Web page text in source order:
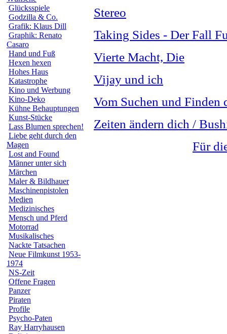
Glücksspiele
Godzilla & Co.
Grafik: Klaus Dill
Graphik: Renato
Casaro
Hand und Fuß
Hexen hexen
Hohes Haus
Katastrophe
Kino und Werbung
Kino-Deko
Kühne Behauptungen
Kunst-Stücke
Lass Blumen sprechen!
Liebe geht durch den
Magen
Lost and Found
Männer unter sich
Märchen
Maler & Bildhauer
Maschinenpistolen
Medien
Medizinisches
Mensch und Pferd
Motorrad
Musikalisches
Nackte Tatsachen
Neue Filmkunst 1953-
1974
NS-Zeit
Offene Fragen
Panzer
Piraten
Profile
Psycho-Paten
Ray Harryhausen
Stereo
Taking Sides - Der Fall
Vierte Macht, Die
Vijay und ich
Vom Suchen und Finden
Zeiten ändern dich /
Für